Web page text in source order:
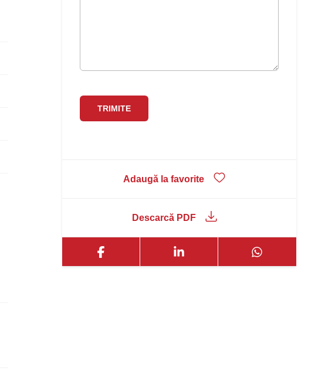
Adaugă la favorite
Descarcă PDF